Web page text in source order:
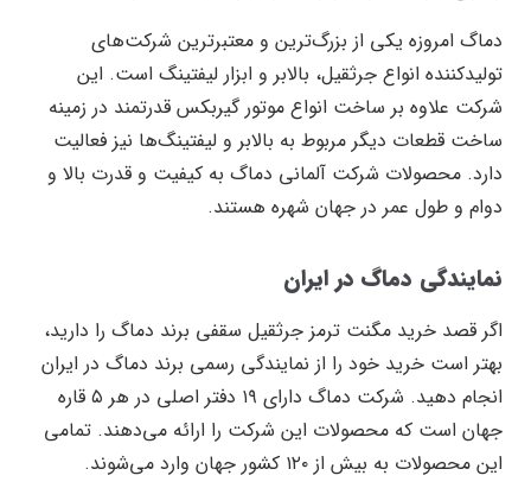
دماگ امروزه یکی از بزرگ‌ترین و معتبرترین شرکت‌های
تولید‌کننده انواع جرثقیل، بالابر و ابزار لیفتینگ است. این
شرکت علاوه بر ساخت انواع موتور گیربکس قدرتمند در زمینه
ساخت قطعات دیگر مربوط به بالابر و لیفتینگ‌ها نیز فعالیت
دارد. محصولات شرکت آلمانی دماگ به کیفیت و قدرت بالا و
دوام و طول عمر در جهان شهره هستند.
نمایندگی دماگ در ایران
اگر قصد خرید مگنت ترمز جرثقیل سقفی برند دماگ را دارید،
بهتر است خرید خود را از نمایندگی رسمی برند دماگ در ایران
انجام دهید. شرکت دماگ دارای ۱۹ دفتر اصلی در هر ۵ قاره
جهان است که محصولات این شرکت را ارائه می‌دهند. تمامی
این محصولات به بیش از ۱۲۰ کشور جهان وارد می‌شوند.